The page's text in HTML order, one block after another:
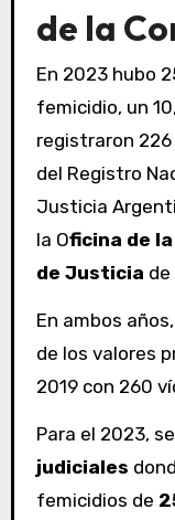
de la
En 2023 hubo
femicidio, un
registraron
del Registro
Justicia
la Oficina de
de Justicia de
En ambos
de los valores
2019 con 260
Para el 2023,
judiciales
femicidios de